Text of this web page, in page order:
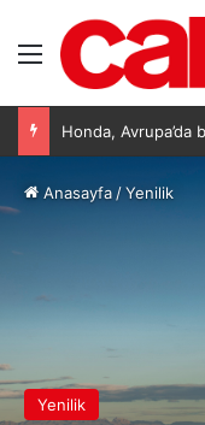
Menü
Anasayfa /Yenilik
Yenilik